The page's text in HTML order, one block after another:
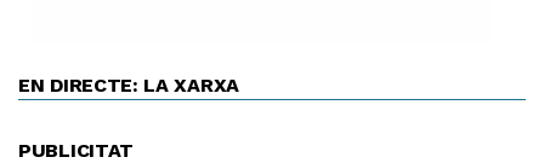
EN DIRECTE: LA XARXA
PUBLICITAT